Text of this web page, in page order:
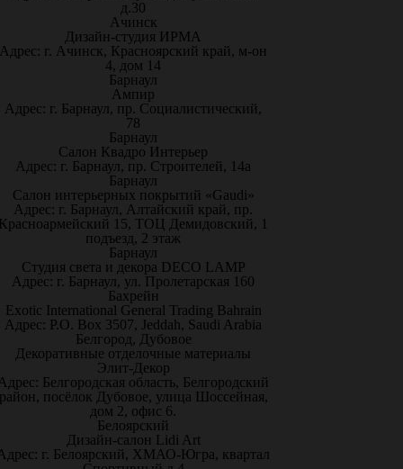
д.30
Ачинск
Дизайн-студия ИРМА
Адрес: г. Ачинск, Красноярский край, м-он
4, дом 14
Барнаул
Ампир
Адрес: г. Барнаул, пр. Социалистический,
78
Барнаул
Салон Квадро Интерьер
Адрес: г. Барнаул, пр. Строителей, 14а
Барнаул
Салон интерьерных покрытий «Gaudi»
Адрес: г. Барнаул, Алтайский край, пр.
15, ТОЦ Демидовский, 1
подъезд, 2 этаж
Барнаул
Студия света и декора DECO LAMP
Адрес: г. Барнаул, ул. Пролетарская 160
Бахрейн
Exotic International General Trading Bahrain
Адрес: P.O. Box 3507, Jeddah, Saudi Arabia
Белгород, Дубовое
Декоративные отделочные материалы
Элит-Декор
Белгородская область, Белгородский
посёлок Дубовое, улица Шоссейная,
дом 2, офис 6.
Белоярский
Дизайн-салон Lidi Art
г. Белоярский, ХМАО-Югра, квартал